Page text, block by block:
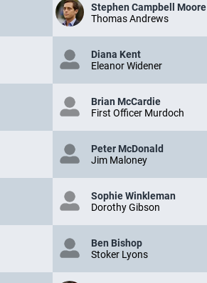
Stephen Campbell Moore
Thomas Andrews
Diana Kent
Eleanor Widener
Brian McCardie
First Officer Murdoch
Peter McDonald
Jim Maloney
Sophie Winkleman
Dorothy Gibson
Ben Bishop
Stoker Lyons